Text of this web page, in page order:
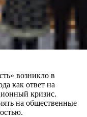
возникло в
как ответ на
кризис.
на общественные